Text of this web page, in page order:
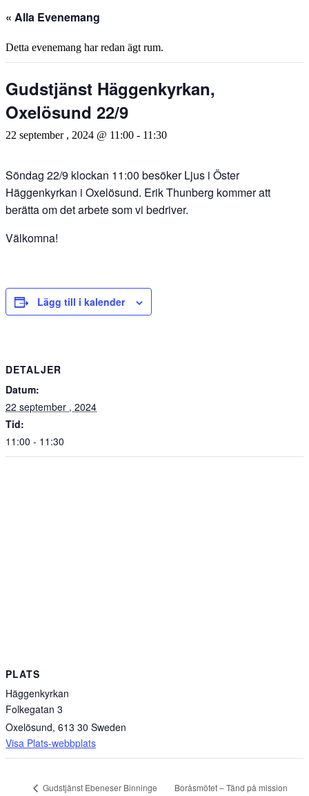
« Alla Evenemang
Detta evenemang har redan ägt rum.
Gudstjänst Häggenkyrkan,
Oxelösund 22/9
22 september , 2024 @ 11:00 - 11:30
Söndag 22/9 klockan 11:00 besöker Ljus i Öster
Häggenkyrkan i Oxelösund. Erik Thunberg kommer att
berätta om det arbete som vi bedriver.
Välkomna!
Lägg till i kalender
DETALJER
Datum:
22 september , 2024
Tid:
11:00 - 11:30
PLATS
Häggenkyrkan
Folkegatan 3
Oxelösund, 613 30 Sweden
Visa Plats-webbplats
Gudstjänst Ebeneser Binninge
Boråsmötet – Tänd på mission